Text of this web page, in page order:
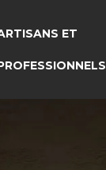
ET